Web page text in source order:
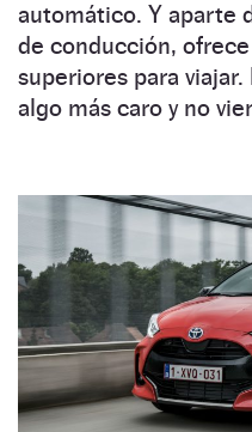
automático. Y aparte
de conducción,
superiores para
algo más caro y no